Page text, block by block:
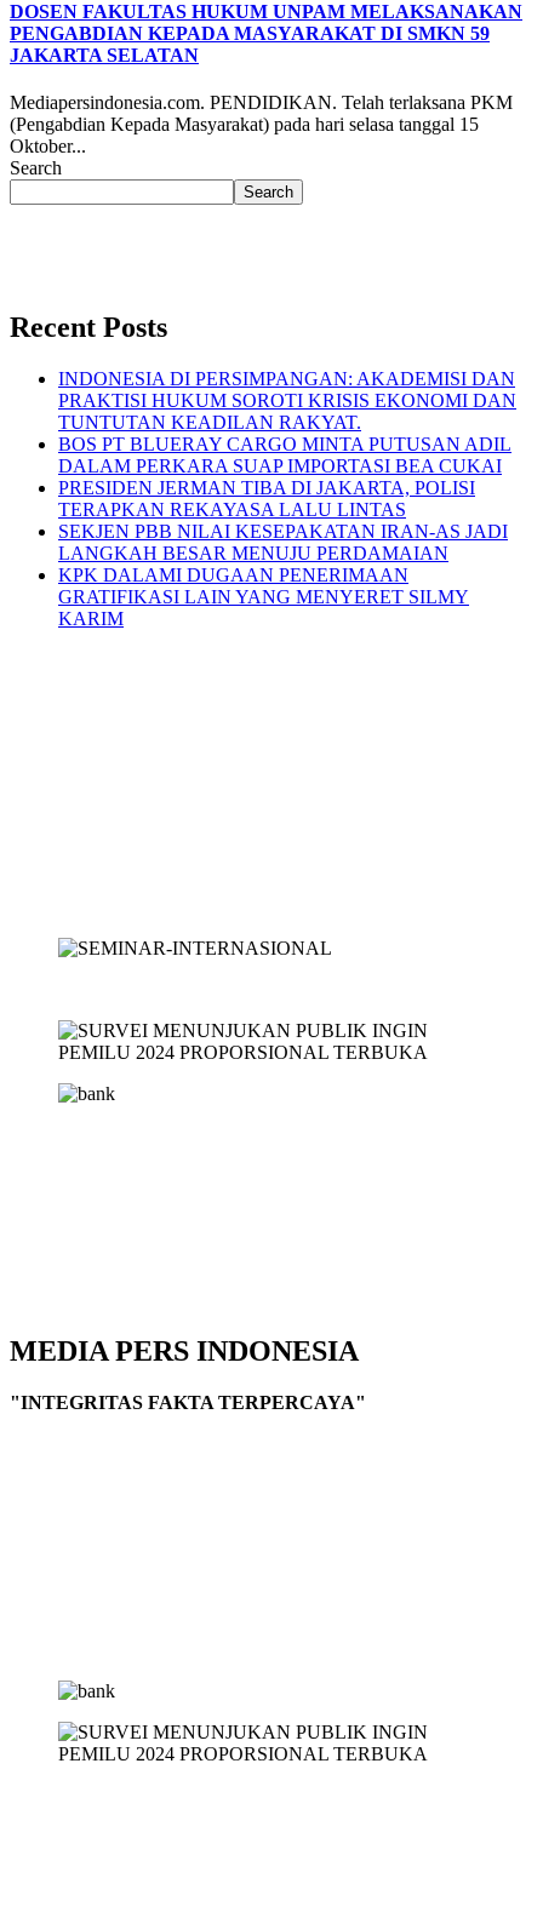
DOSEN FAKULTAS HUKUM UNPAM MELAKSANAKAN
PENGABDIAN KEPADA MASYARAKAT DI SMKN 59
JAKARTA SELATAN
Mediapersindonesia.com. PENDIDIKAN. Telah terlaksana PKM
(Pengabdian Kepada Masyarakat) pada hari selasa tanggal 15
Oktober...
Search
Search
Recent Posts
INDONESIA DI PERSIMPANGAN: AKADEMISI DAN
PRAKTISI HUKUM SOROTI KRISIS EKONOMI DAN
TUNTUTAN KEADILAN RAKYAT.
BOS PT BLUERAY CARGO MINTA PUTUSAN ADIL
DALAM PERKARA SUAP IMPORTASI BEA CUKAI
PRESIDEN JERMAN TIBA DI JAKARTA, POLISI
TERAPKAN REKAYASA LALU LINTAS
SEKJEN PBB NILAI KESEPAKATAN IRAN-AS JADI
LANGKAH BESAR MENUJU PERDAMAIAN
KPK DALAMI DUGAAN PENERIMAAN
GRATIFIKASI LAIN YANG MENYERET SILMY
KARIM
MEDIA PERS INDONESIA
"INTEGRITAS FAKTA TERPERCAYA"